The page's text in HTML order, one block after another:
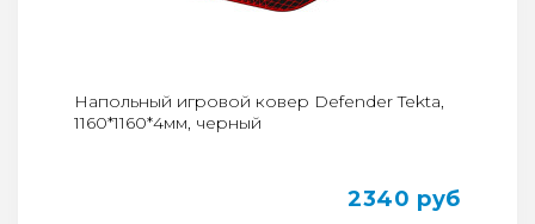
Напольный игровой ковер Defender Tekta,
1160*1160*4мм, черный
2340 руб